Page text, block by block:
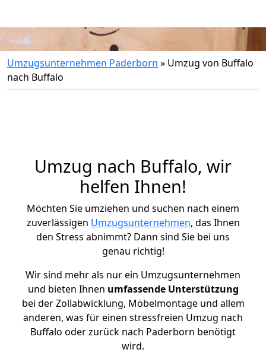
Umzugsunternehmen Paderborn » Umzug von Buffalo
nach Buffalo
Umzug nach Buffalo, wir
helfen Ihnen!
Möchten Sie umziehen und suchen nach einem
zuverlässigen Umzugsunternehmen, das Ihnen
den Stress abnimmt? Dann sind Sie bei uns
genau richtig!
Wir sind mehr als nur ein Umzugsunternehmen
und bieten Ihnen umfassende Unterstützung
bei der Zollabwicklung, Möbelmontage und allem
anderen, was für einen stressfreien Umzug nach
Buffalo oder zurück nach Paderborn benötigt
wird.